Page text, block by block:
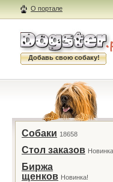
О портале
Добавь свою собаку!
Собаки 18658
Стол заказов
Биржа
щенков Новинка!